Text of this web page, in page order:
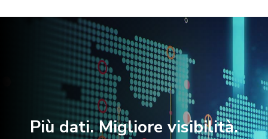
Più dati. Migliore visibilità.